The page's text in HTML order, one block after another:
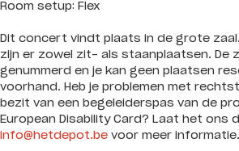
Room setup: Flex
Dit concert vindt plaats in de grote
zijn er zowel zit- als staanplaatsen. De
genummerd en je kan geen plaatsen
voorhand. Heb je problemen met
bezit van een begeleiderspas van de
European Disability Card? Laat het ons
info@hetdepot.be voor meer informatie.